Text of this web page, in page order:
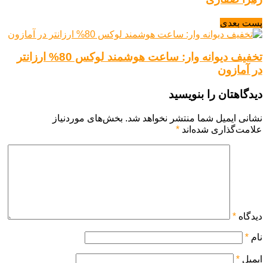
پست بعدی
تخفیف دیوانه وار: ساعت هوشمند لوکس 80% ارزانتر
در آمازون
دیدگاهتان را بنویسید
نشانی ایمیل شما منتشر نخواهد شد. بخش‌های موردنیاز
علامت‌گذاری شده‌اند *
دیدگاه *
نام *
ایمیل *